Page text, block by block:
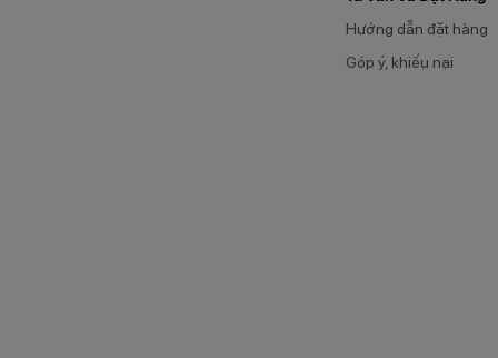
Hướng dẫn đặt hàng
Góp ý, khiếu nại